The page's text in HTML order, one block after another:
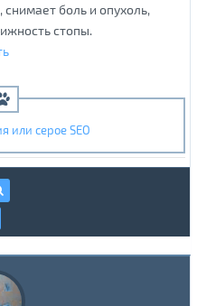
боль и опухоль,
стопы.
или серое SEO